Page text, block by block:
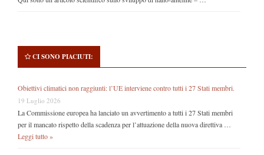
CI SONO PIACIUTI:
Obiettivi climatici non raggiunti: l’UE interviene contro tutti i 27 Stati membri.
19 Luglio 2026
La Commissione europea ha lanciato un avvertimento a tutti i 27 Stati membri
per il mancato rispetto della scadenza per l’attuazione della nuova direttiva …
Leggi tutto »